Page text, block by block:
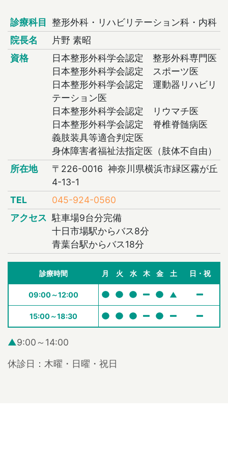
診療科目
整形外科・リハビリテーション科・内科
院長名
片野 素昭
資格
日本整形外科学会認定 整形外科専門医
日本整形外科学会認定 スポーツ医
日本整形外科学会認定 運動器リハビリ
テーション医
日本整形外科学会認定 リウマチ医
日本整形外科学会認定 脊椎脊髄病医
義肢装具等適合判定医
身体障害者福祉法指定医（肢体不自由）
所在地
〒226-0016 神奈川県横浜市緑区霧が丘
4-13-1
TEL
045-924-0560
アクセス 駐車場9台分完備
十日市場駅からバス8分
青葉台駅からバス18分
診療時間 月 火 水 木 金 土 日・祝
09:00～12:00 ▲
15:00～18:30
▲9:00～14:00
休診日：木曜・日曜・祝日